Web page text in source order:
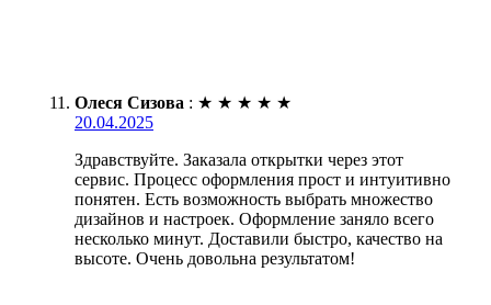
Олеся Сизова : ★ ★ ★ ★ ★
20.04.2025
Здравствуйте. Заказала открытки через этот
сервис. Процесс оформления прост и интуитивно
понятен. Есть возможность выбрать множество
дизайнов и настроек. Оформление заняло всего
несколько минут. Доставили быстро, качество на
высоте. Очень довольна результатом!